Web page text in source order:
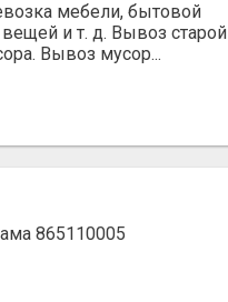
мебели, бытовой
и т. д. Вывоз старой
Вывоз мусор...
865110005